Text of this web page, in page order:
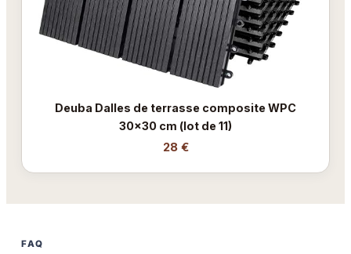
Deuba Dalles de terrasse composite WPC
30x30 cm (lot de 11)
28 €
FAQ